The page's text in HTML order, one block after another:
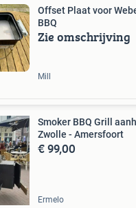
Offset Plaat voor
BBQ
Zie omschrijving
Mill
Smoker BBQ Grill
Zwolle - Amersfoort
€ 99,00
Ermelo